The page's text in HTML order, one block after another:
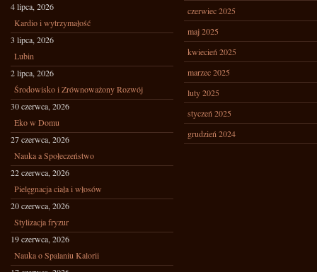
4 lipca, 2026
Kardio i wytrzymałość
3 lipca, 2026
Lubin
2 lipca, 2026
Środowisko i Zrównoważony Rozwój
30 czerwca, 2026
Eko w Domu
27 czerwca, 2026
Nauka a Społeczeństwo
22 czerwca, 2026
Pielęgnacja ciała i włosów
20 czerwca, 2026
Stylizacja fryzur
19 czerwca, 2026
Nauka o Spalaniu Kalorii
czerwiec 2025
maj 2025
kwiecień 2025
marzec 2025
luty 2025
styczeń 2025
grudzień 2024